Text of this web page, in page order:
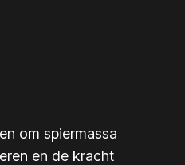
om spiermassa
en de kracht